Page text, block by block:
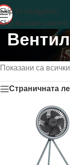
Skip to navigation
Skip to main content
Показани са
Страничната